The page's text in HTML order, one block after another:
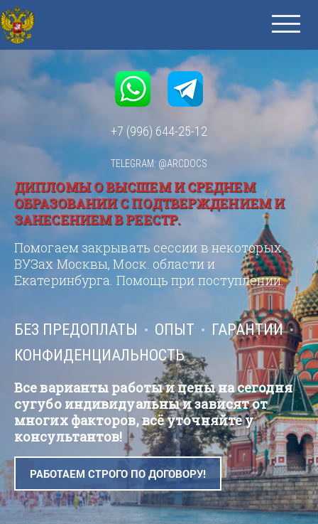
+7 (996) 644-25-12
TELEGRAM: @ARCDOCS
ДИПЛОМЫ О ВЫСШЕМ И СРЕДНЕМ
ОБРАЗОВАНИИ С ПОДТВЕРЖДЕНИЕМ И
ЗАНЕСЕНИЕМ В РЕЕСТР.
Помогаем закрывать сессии в некоторых
ВУЗах Москвы, Моск. области и
Екатеринбурга. Помощь при поступлении.
БЕЗ ПРЕДОПЛАТЫ ОПЫТ
ГАРАНТИИ
КОНФИДЕНЦИАЛЬНОСТЬ
Все варианты работы и цены на сегодня
сугубо индивидуальны и зависят от
многих факторов, всё уточняйте у
консультантов!
РАБОТАЕМ СТРОГО ПО ДОГОВОРУ!